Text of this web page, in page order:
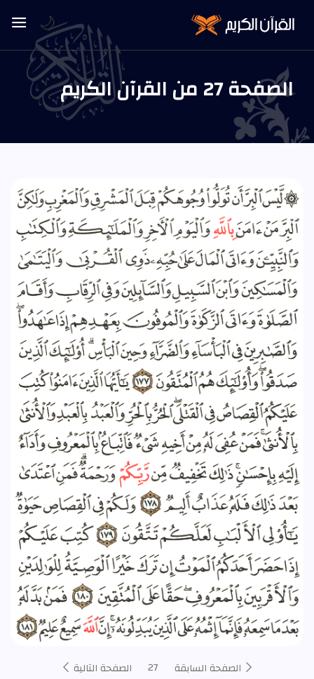
الصفحة 27 من القرآن الكريم
الصفحة السابقة 27 الصفحة التالية
🌙